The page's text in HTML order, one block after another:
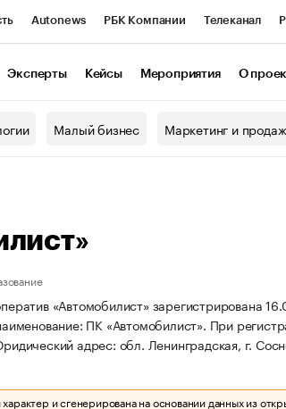
Autonews РБК Компании Телеканал
Эксперты Кейсы Мероприятия О
Малый бизнес Маркетинг и
«Автомобилист» зарегистрирована
ПК «Автомобилист». При
адрес: обл. Ленинградская, г.
и сгенерирована на основании данных из